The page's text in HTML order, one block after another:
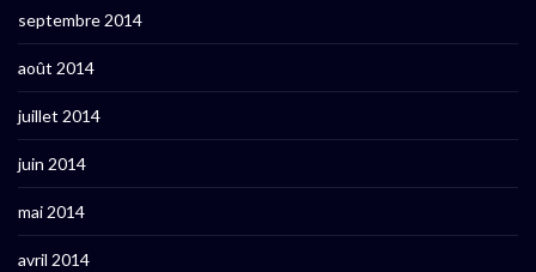
septembre 2014
août 2014
juillet 2014
juin 2014
mai 2014
avril 2014